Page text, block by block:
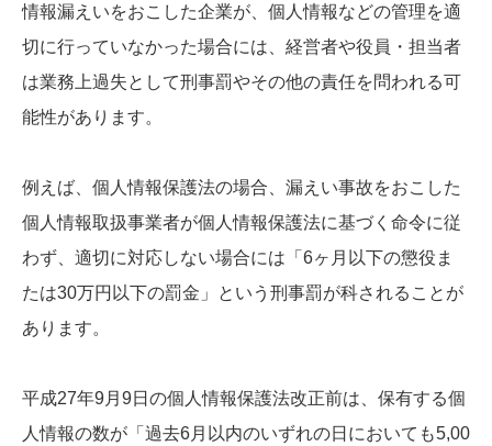
情報漏えいをおこした企業が、個人情報などの管理を適
切に行っていなかった場合には、経営者や役員・担当者
は業務上過失として刑事罰やその他の責任を問われる可
能性があります。
例えば、個人情報保護法の場合、漏えい事故をおこした
個人情報取扱事業者が個人情報保護法に基づく命令に従
わず、適切に対応しない場合には「6ヶ月以下の懲役ま
たは30万円以下の罰金」という刑事罰が科されることが
あります。
平成27年9月9日の個人情報保護法改正前は、保有する個
人情報の数が「過去6月以内のいずれの日においても5,00